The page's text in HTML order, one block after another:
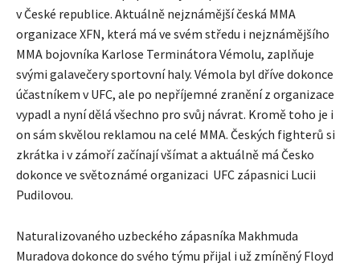
v České republice. Aktuálně nejznámější česká MMA
organizace XFN, která má ve svém středu i nejznámějšího
MMA bojovníka Karlose Terminátora Vémolu, zaplňuje
svými galavečery sportovní haly. Vémola byl dříve dokonce
účastníkem v UFC, ale po nepříjemné zranění z organizace
vypadl a nyní dělá všechno pro svůj návrat. Kromě toho je i
on sám skvělou reklamou na celé MMA. Českých fighterů si
zkrátka i v zámoří začínají všímat a aktuálně má Česko
dokonce ve světoznámé organizaci UFC zápasnici Lucii
Pudilovou.
Naturalizovaného uzbeckého zápasníka Makhmuda
Muradova dokonce do svého týmu přijal i už zmíněný Floyd